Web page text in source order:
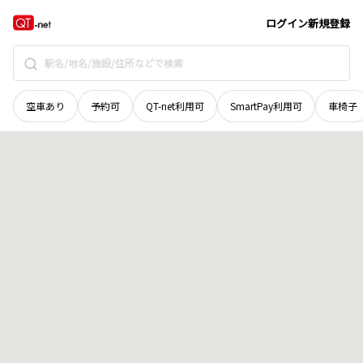
ログイン新規登録
空車あり 予約可 QT-net利用可 SmartPay利用可 車椅子
徳島県